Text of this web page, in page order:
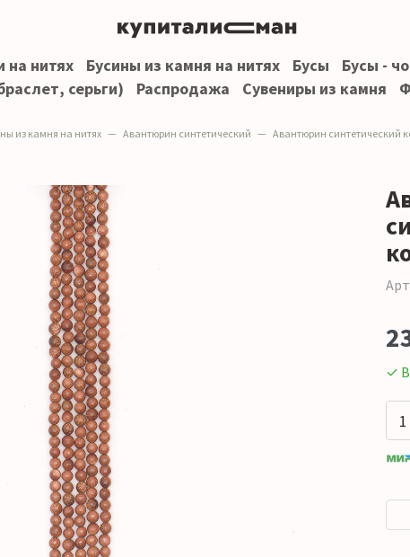
на нитях Бусины из камня на нитях Бусы Бусы -
серьги)
Распродажа Сувениры из камня
из камня на нитях Авантюрин синтетический
Авантюрин синтетический
✓